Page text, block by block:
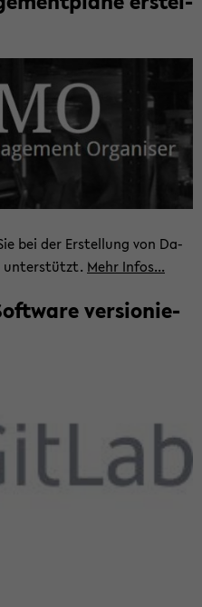
bei der Er­stel­lung von Da­
un­ter­stützt. Mehr Infos...
ver­sio­nie­